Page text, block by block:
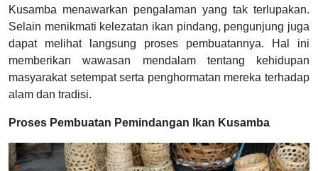
Kusamba menawarkan pengalaman yang tak terlupakan.
Selain menikmati kelezatan ikan pindang, pengunjung juga
dapat melihat langsung proses pembuatannya. Hal ini
memberikan wawasan mendalam tentang kehidupan
masyarakat setempat serta penghormatan mereka terhadap
alam dan tradisi.
Proses Pembuatan Pemindangan Ikan Kusamba